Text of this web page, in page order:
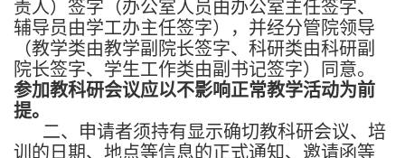
责人）签字（办公室人员由办公室主任签字、
辅导员由学工办主任签字），并经分管院领导
（教学类由教学副院长签字、科研类由科研副
院长签字、学生工作类由副书记签字）同意。
参加教科研会议应以不影响正常教学活动为前
提。
二、申请者须持有显示确切教科研会议、培
训的日期、地点等信息的正式通知、邀请函等